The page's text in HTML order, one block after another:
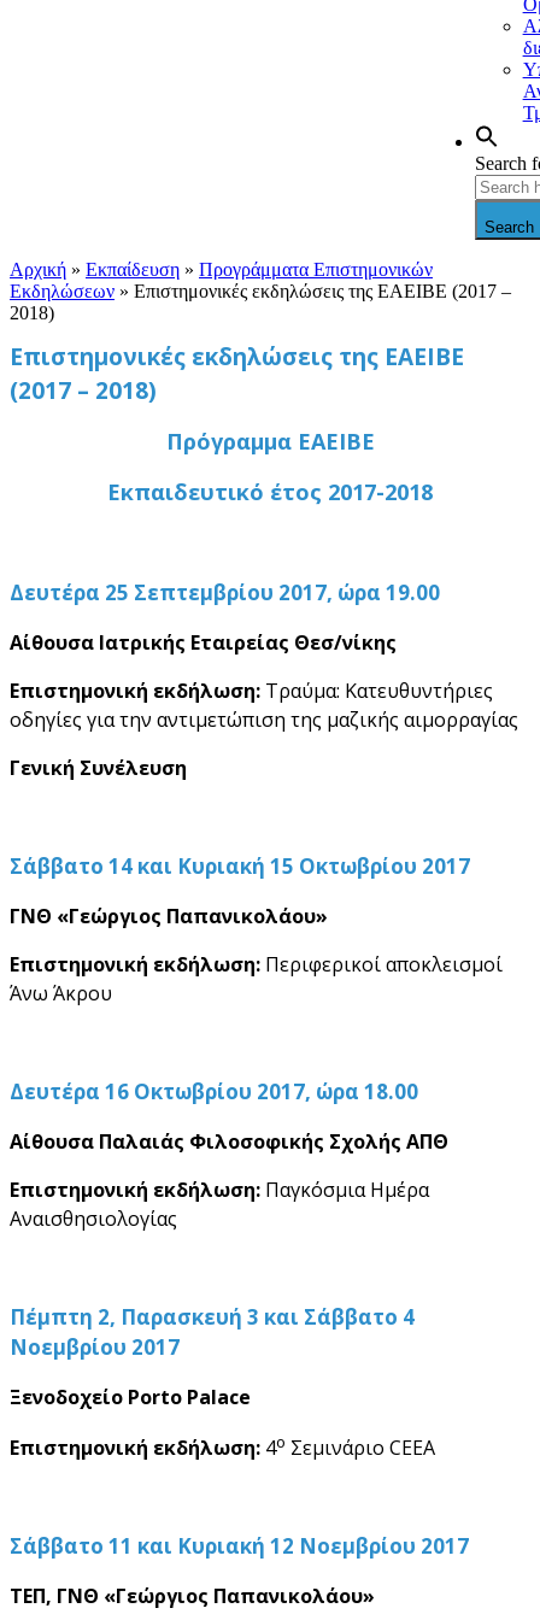
Search
Search
Αρχική » Εκπαίδευση » Προγράμματα Επιστημονικών
Εκδηλώσεων » Επιστημονικές εκδηλώσεις της ΕΑΕΙΒΕ (2017 –
2018)
Επιστημονικές εκδηλώσεις της ΕΑΕΙΒΕ
(2017 – 2018)
Πρόγραμμα ΕΑΕΙΒΕ
Εκπαιδευτικό έτος 2017-2018
Δευτέρα 25 Σεπτεμβρίου 2017, ώρα 19.00
Αίθουσα Ιατρικής Εταιρείας Θεσ/νίκης
Επιστημονική εκδήλωση: Τραύμα: Κατευθυντήριες
οδηγίες για την αντιμετώπιση της μαζικής αιμορραγίας
Γενική Συνέλευση
Σάββατο 14 και Κυριακή 15 Οκτωβρίου 2017
ΓΝΘ «Γεώργιος Παπανικολάου»
Επιστημονική εκδήλωση: Περιφερικοί αποκλεισμοί
Άνω Άκρου
Δευτέρα 16 Οκτωβρίου 2017, ώρα 18.00
Αίθουσα Παλαιάς Φιλοσοφικής Σχολής ΑΠΘ
Επιστημονική εκδήλωση: Παγκόσμια Ημέρα
Αναισθησιολογίας
Πέμπτη 2, Παρασκευή 3 και Σάββατο 4
Νοεμβρίου 2017
Ξενοδοχείο Porto Palace
Επιστημονική εκδήλωση: 4ο Σεμινάριο CEEA
Σάββατο 11 και Κυριακή 12 Νοεμβρίου 2017
ΤΕΠ, ΓΝΘ «Γεώργιος Παπανικολάου»